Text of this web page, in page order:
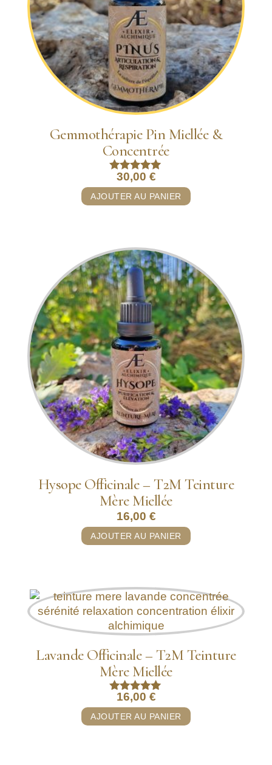
Gemmothérapie Pin Miellée &
Concentrée
Note
5.00
sur 5
30,00 €
AJOUTER AU PANIER
Hysope Officinale – T2M Teinture
Mère Miellée
16,00 €
AJOUTER AU PANIER
Lavande Officinale – T2M Teinture
Mère Miellée
Note
5.00
sur 5
16,00 €
AJOUTER AU PANIER